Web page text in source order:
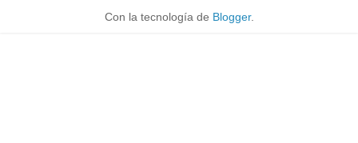
Con la tecnología de Blogger.